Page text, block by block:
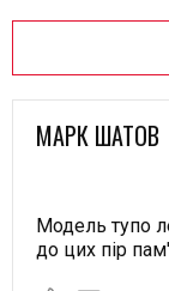
МАРК ШАТОВ
Модель тупо
до цих пір